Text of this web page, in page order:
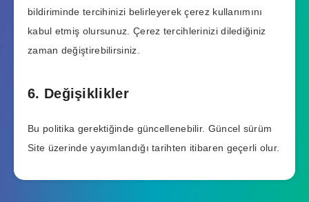
bildiriminde tercihinizi belirleyerek çerez kullanımını
kabul etmiş olursunuz. Çerez tercihlerinizi dilediğiniz
zaman değiştirebilirsiniz.
6. Değişiklikler
Bu politika gerektiğinde güncellenebilir. Güncel sürüm
Site üzerinde yayımlandığı tarihten itibaren geçerli olur.